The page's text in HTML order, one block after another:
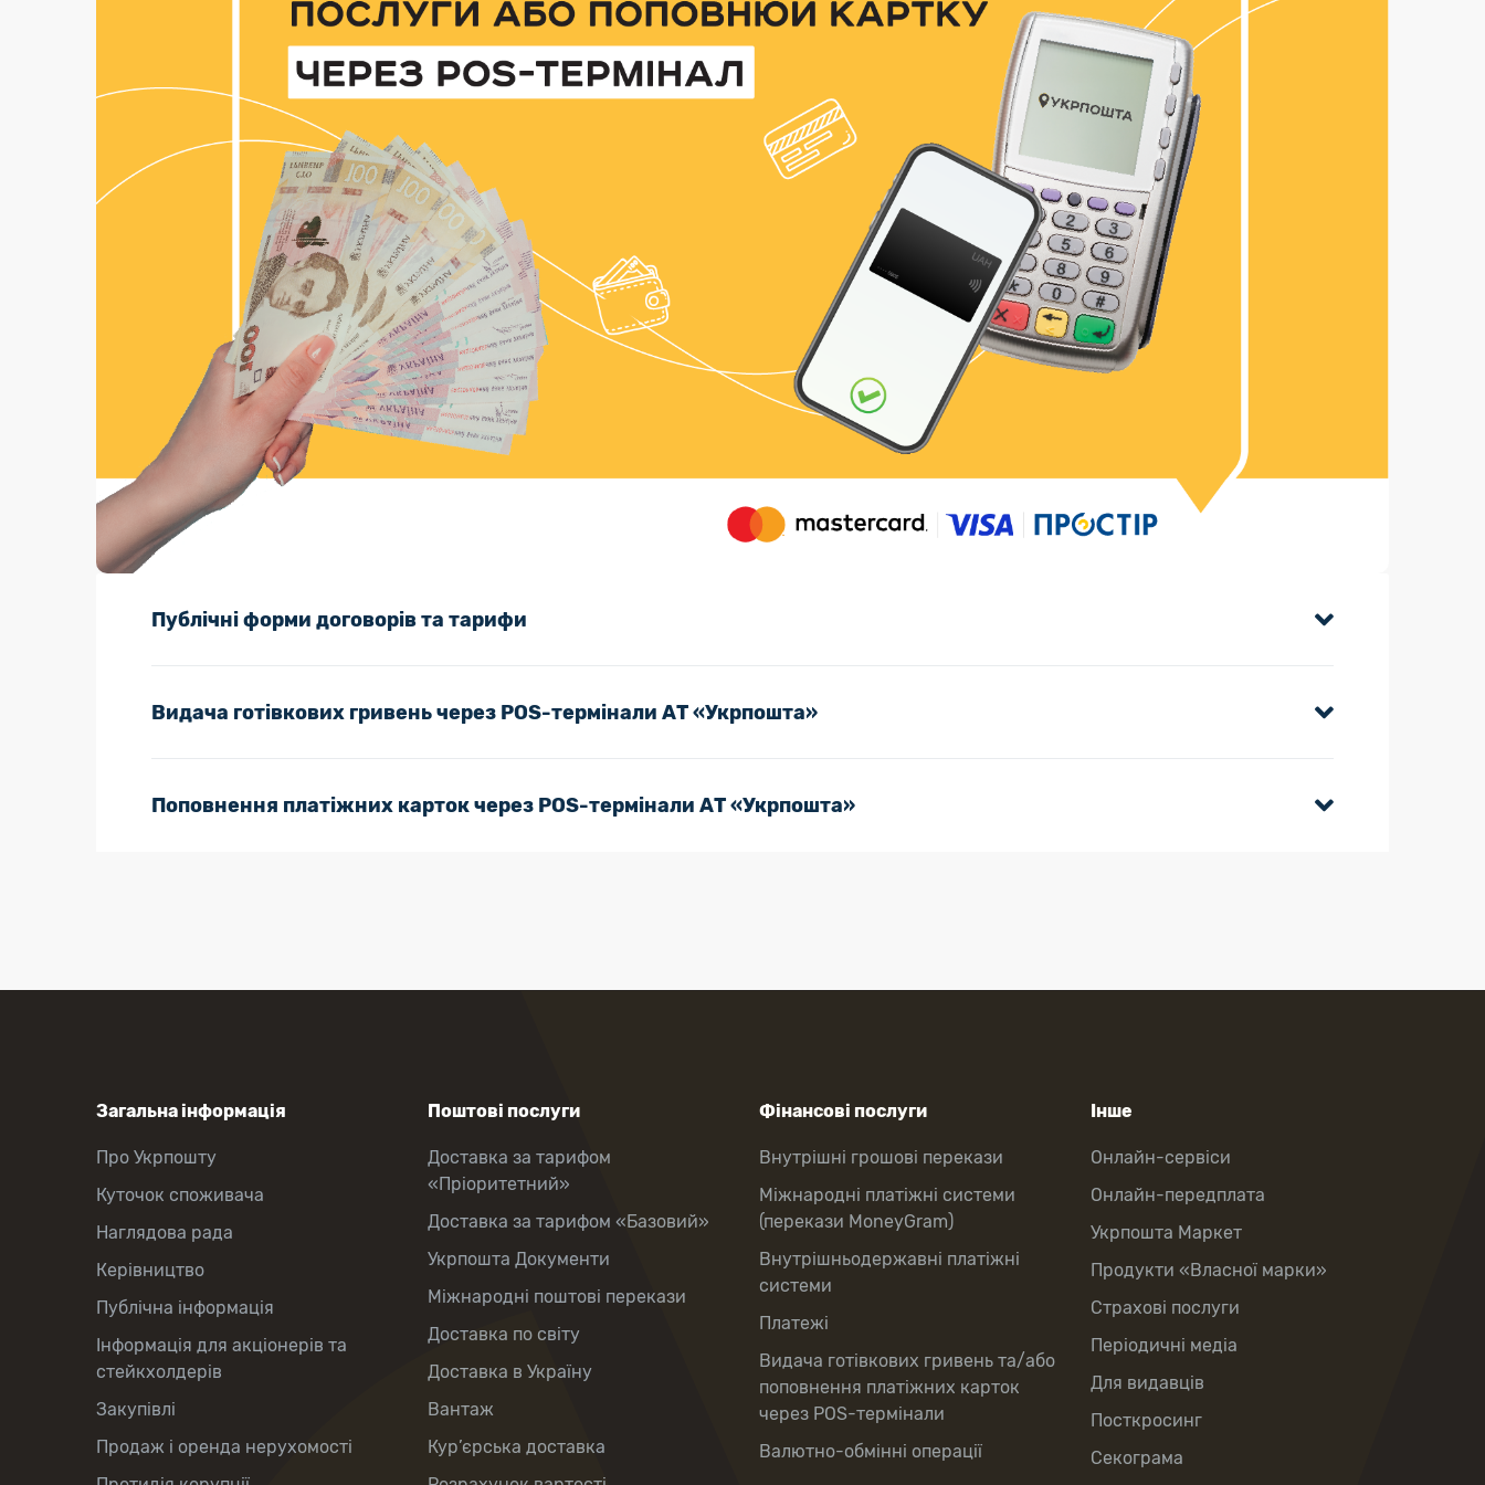
Публічні форми договорів та тарифи
Видача готівкових гривень через POS-термінали АТ «Укрпошта»
Поповнення платіжних карток через POS-термінали АТ «Укрпошта»
Загальна інформація
Про Укрпошту
Куточок споживача
Наглядова рада
Керівництво
Публічна інформація
Інформація для акціонерів та
стейкхолдерів
Закупівлі
Продаж і оренда нерухомості
Поштові послуги
Доставка за тарифом
«Пріоритетний»
Доставка за тарифом «Базовий»
Укрпошта Документи
Міжнародні поштові перекази
Доставка по світу
Доставка в Україну
Вантаж
Кур’єрська доставка
Фінансові послуги
Внутрішні грошові перекази
Міжнародні платіжні системи
(перекази MoneyGram)
Внутрішньодержавні платіжні
системи
Платежі
Видача готівкових гривень та/або
поповнення платіжних карток
через POS-термінали
Валютно-обмінні операції
Інше
Онлайн-сервіси
Онлайн-передплата
Укрпошта Маркет
Продукти «Власної марки»
Страхові послуги
Періодичні медіа
Для видавців
Посткросинг
Секограма